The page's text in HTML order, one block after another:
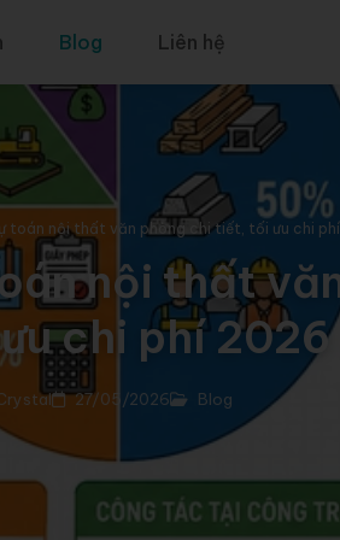
Blog Liên hệ
toán nội thất văn phòng chi tiết, tối ưu chi phí
nội thất
chi phí 2026
27/05/2026 Blog